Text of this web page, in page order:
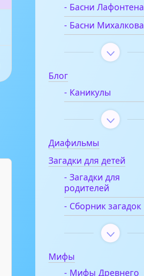
- Басни Лафонтена
- Басни Михалкова
Блог
- Каникулы
Диафильмы
Загадки для детей
- Загадки для
родителей
- Сборник загадок
Мифы
- Мифы Древнего